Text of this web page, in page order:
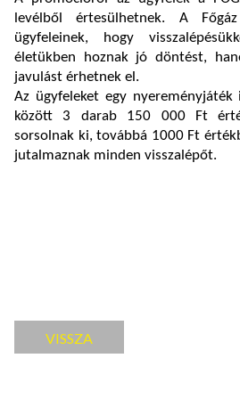
levélből értesülhetnek. A
ügyfeleinek, hogy
életükben hoznak jó döntést,
javulást érhetnek el.
Az ügyfeleket egy nyereményjáték
között 3 darab 150 000 Ft
sorsolnak ki, továbbá 1000 Ft
jutalmaznak minden visszalépőt.
VISSZA